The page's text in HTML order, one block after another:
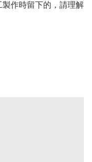
作時留下的，請理解